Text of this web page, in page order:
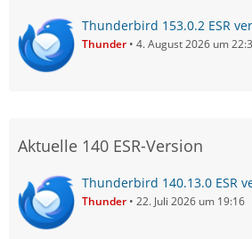
Thunderbird 153.0.2 ESR
Thunder 4. August 2026 um
Aktuelle 140 ESR-Version
Thunderbird 140.13.0 ESR
Thunder 22. Juli 2026 um 19:16